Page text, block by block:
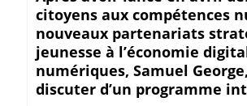
citoyens aux compétences
nouveaux partenariats
jeunesse à l’économie
numériques, Samuel
discuter d’un programme